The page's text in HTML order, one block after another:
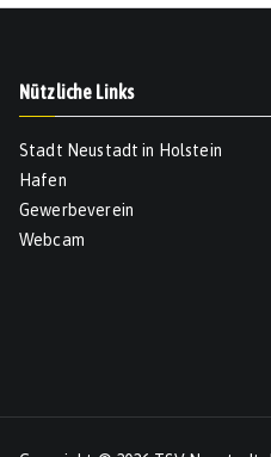
Nützliche Links
Stadt Neustadt in Holstein
Hafen
Gewerbeverein
Webcam